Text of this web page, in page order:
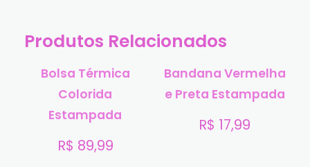
Produtos Relacionados
Bolsa Térmica
Colorida
Estampada
R$ 89,99
Bandana Vermelha
e Preta Estampada
R$ 17,99